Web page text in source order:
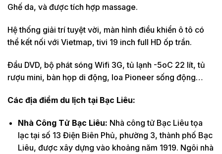
Ghế da, và được tích hợp massage.
Hệ thống giải trí tuyệt vời, màn hình điều khiển ô tô có
thể kết nối với Vietmap, tivi 19 inch full HD ốp trần.
Đầu DVD, bộ phát sóng Wifi 3G, tủ lạnh -5oC 22 lít, tủ
rượu mini, bàn họp di động, loa Pioneer sống động…
Các địa điểm du lịch tại Bạc Liêu:
Nhà Công Tử Bạc Liêu: Nhà công tử Bạc Liêu tọa
lạc tại số 13 Điện Biên Phủ, phường 3, thành phố Bạc
Liêu, được xây dựng vào khoảng năm 1919. Ngôi nhà